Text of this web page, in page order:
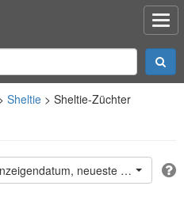
Sheltie Sheltie-Züchter
neueste oben